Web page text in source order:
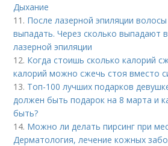
Дыхание
11. После лазерной эпиляции
выпадать. Через сколько выпадают
лазерной эпиляции
12. Когда стоишь сколько калорий
калорий можно сжечь стоя вместо
13. Топ-100 лучших подарков
должен быть подарок на 8 марта и
быть?
14. Можно ли делать пирсинг при
Дерматология, лечение кожных